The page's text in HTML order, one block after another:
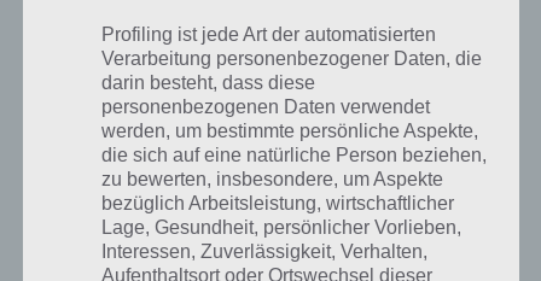
2 Burg-Türme 1000
15 Nerds/2h 1200
4 weitere Burg-Mauern 1600
Maximum Nerds auf 50 erhöht 2000
Burg-Tor 2400
Profiling ist jede Art der automatisierten
Verarbeitung personenbezogener Daten, die
darin besteht, dass diese
personenbezogenen Daten verwendet
werden, um bestimmte persönliche Aspekte,
die sich auf eine natürliche Person beziehen,
zu bewerten, insbesondere, um Aspekte
bezüglich Arbeitsleistung, wirtschaftlicher
Lage, Gesundheit, persönlicher Vorlieben,
Interessen, Zuverlässigkeit, Verhalten,
Aufenthaltsort oder Ortswechsel dieser